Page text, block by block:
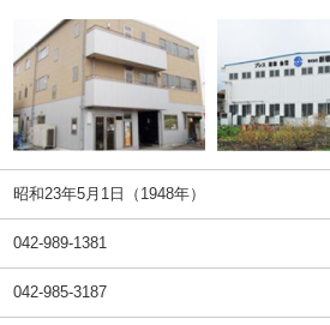
昭和23年5月1日（1948年）
042-989-1381
042-985-3187